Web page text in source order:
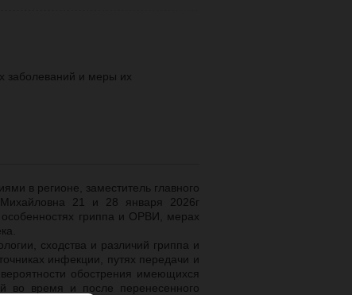
заболеваний и меры их
в регионе, заместитель главного
21 и 28 января 2026г
гриппа и ОРВИ, мерах
сходства и различий гриппа и
инфекции, путях передачи и
обострения имеющихся
во время и после перенесенного